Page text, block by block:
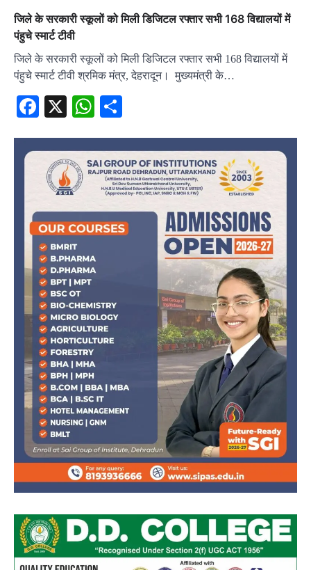
जिले के सरकारी स्कूलों को मिली डिजिटल रफ्तार सभी 168 विद्यालयों में
पंहुचे स्मार्ट टीवी
जिले के सरकारी स्कूलों को मिली डिजिटल रफ्तार सभी 168 विद्यालयों में
पंहुचे स्मार्ट टीवी श्रमिक मंत्र, देहरादून। मुख्यमंत्री के…
Facebook
X WhatsApp